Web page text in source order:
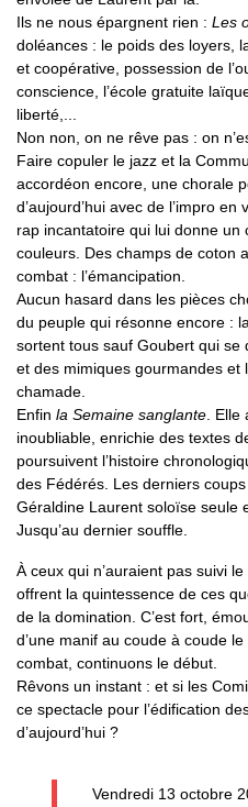
Ils ne nous épargnent rien : Les
doléances : le poids des loyers,
et coopérative, possession de
conscience, l’école gratuite
liberté,...
Non non, on ne rêve pas : on
Faire copuler le jazz et la
accordéon encore, une chorale
d’aujourd’hui avec de l’impro
rap incantatoire qui lui donne un
couleurs. Des champs de coton
combat : l’émancipation.
Aucun hasard dans les pièces
du peuple qui résonne encore :
sortent tous sauf Goubert qui se
et des mimiques gourmandes et
chamade.
Enfin la Semaine sanglante .
inoubliable, enrichie des textes
poursuivent l’histoire
des Fédérés. Les derniers
Géraldine Laurent soloïse seule
Jusqu’au dernier souffle.
À ceux qui n’auraient pas suivi
offrent la quintessence de ces
de la domination. C’est fort,
d’une manif au coude à coude le
combat, continuons le début.
Rêvons un instant : et si les
ce spectacle pour l’édification
d’aujourd’hui ?
Vendredi 13 octobre